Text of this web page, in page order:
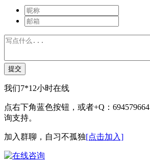
提交
我们7*12小时在线
点右下角蓝色按钮，或者+Q：694579664
询支持。
加入群聊，自习不孤独[点击加入]